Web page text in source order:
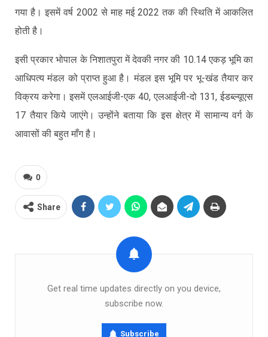
गया है। इसमें वर्ष 2002 से माह मई 2022 तक की स्थिति में आकलित
होती है।
इसी प्रकार भोपाल के निशातपुरा में देवकी नगर की 10.14 एकड़ भूमि का
आधिपत्य मंडल को प्राप्त हुआ है। मंडल इस भूमि पर भू-खंड तैयार कर
विक्रय करेगा। इसमें एलआईजी-एक 40, एलआईजी-दो 131, ईडब्ल्यूएस
17 तैयार किये जाएंगे। उन्होंने बताया कि इस क्षेत्र में सामान्य वर्ग के
आवासों की बहुत माँग है।
0
Share
Get real time updates directly on you device,
subscribe now.
Subscribe